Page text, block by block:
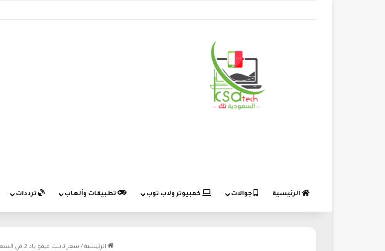
الرئيسية جوالات كمبيوتر ولاب توب تطبيقات وألعاب ترددات
الرئيسية / سعر تابلت فيفو باد 2 في السعودية